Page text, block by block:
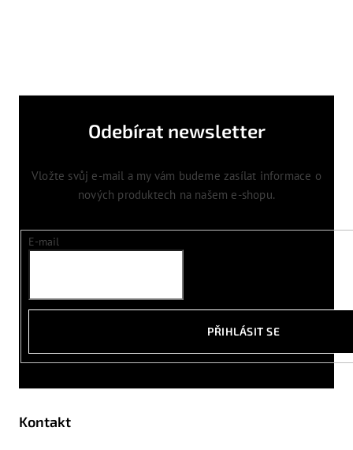
Odebírat newsletter
Vložte svůj e-mail a my vám budeme zasílat informace o
nových produktech na našem e-shopu.
E-mail
PŘIHLÁSIT SE
Kontakt